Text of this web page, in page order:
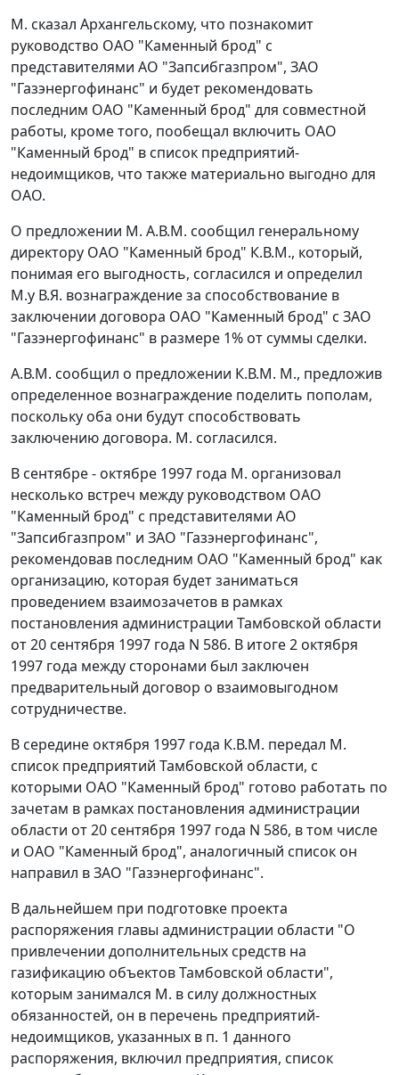
М. сказал Архангельскому, что познакомит
руководство ОАО "Каменный брод" с
представителями АО "Запсибгазпром", ЗАО
"Газэнергофинанс" и будет рекомендовать
последним ОАО "Каменный брод" для совместной
работы, кроме того, пообещал включить ОАО
"Каменный брод" в список предприятий-
недоимщиков, что также материально выгодно для
ОАО.
О предложении М. А.В.М. сообщил генеральному
директору ОАО "Каменный брод" К.В.М., который,
понимая его выгодность, согласился и определил
М.у В.Я. вознаграждение за способствование в
заключении договора ОАО "Каменный брод" с ЗАО
"Газэнергофинанс" в размере 1% от суммы сделки.
А.В.М. сообщил о предложении К.В.М. М., предложив
определенное вознаграждение поделить пополам,
поскольку оба они будут способствовать
заключению договора. М. согласился.
В сентябре - октябре 1997 года М. организовал
несколько встреч между руководством ОАО
"Каменный брод" с представителями АО
"Запсибгазпром" и ЗАО "Газэнергофинанс",
рекомендовав последним ОАО "Каменный брод" как
организацию, которая будет заниматься
проведением взаимозачетов в рамках
постановления администрации Тамбовской области
от 20 сентября 1997 года N 586. В итоге 2 октября
1997 года между сторонами был заключен
предварительный договор о взаимовыгодном
сотрудничестве.
В середине октября 1997 года К.В.М. передал М.
список предприятий Тамбовской области, с
которыми ОАО "Каменный брод" готово работать по
зачетам в рамках постановления администрации
области от 20 сентября 1997 года N 586, в том числе
и ОАО "Каменный брод", аналогичный список он
направил в ЗАО "Газэнергофинанс".
В дальнейшем при подготовке проекта
распоряжения главы администрации области "О
привлечении дополнительных средств на
газификацию объектов Тамбовской области",
которым занимался М. в силу должностных
обязанностей, он в перечень предприятий-
недоимщиков, указанных в п. 1 данного
распоряжения, включил предприятия, список